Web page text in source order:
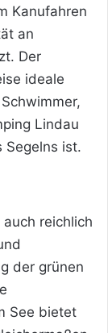
Kanufahren
an
Der
ideale
Lindau
Segelns ist.
reichlich
der grünen
See bietet